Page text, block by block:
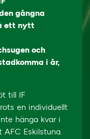
gångna
ett nytt
och
i år,
till IF
en individuellt
hänga kvar i
Eskilstuna.